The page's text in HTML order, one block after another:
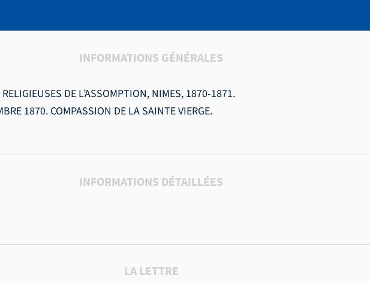
INFORMATIONS GÉNÉRALES
DE L’ASSOMPTION, NIMES, 1870-1871.
1870. COMPASSION DE LA SAINTE VIERGE.
INFORMATIONS DÉTAILLÉES
LA LETTRE